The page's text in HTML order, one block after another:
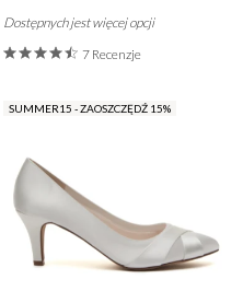
Dostępnych jest więcej opcji
7 Recenzje
SUMMER15 - ZAOSZCZĘDŹ 15%